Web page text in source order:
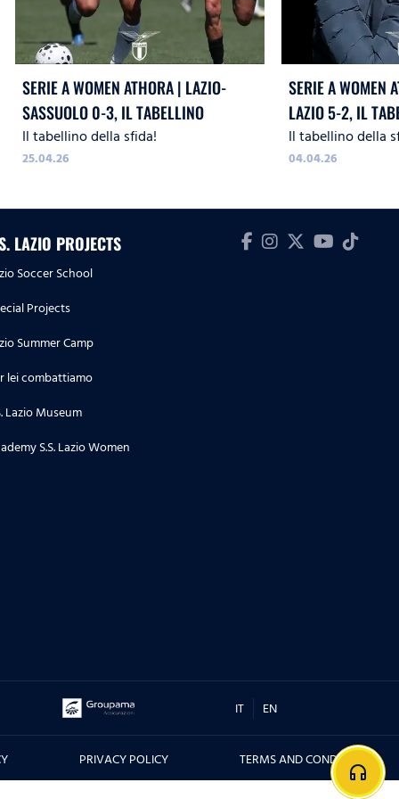
SERIE A WOMEN ATHORA | LAZIO-
SASSUOLO 0-3, IL TABELLINO
Il tabellino della sfida!
25.04.26
SERIE A WOMEN
LAZIO 5-2, IL
Il tabellino della
04.04.26
LAZIO PROJECTS
Soccer School
Projects
Summer Camp
lei combattiamo
Lazio Museum
S.S. Lazio Women
IT EN
PRIVACY POLICY TERMS AND CONDITIONS
headphones